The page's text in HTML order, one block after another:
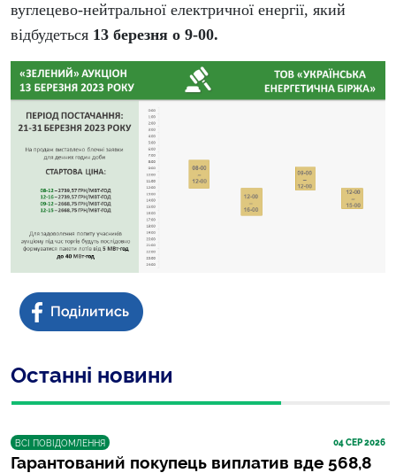
вуглецево-нейтральної електричної енергії, який
відбудеться 13 березня о 9-00.
Останні новини
ВСІ ПОВІДОМЛЕННЯ 04 СЕР 2026
Гарантований покупець виплатив вде 568,8